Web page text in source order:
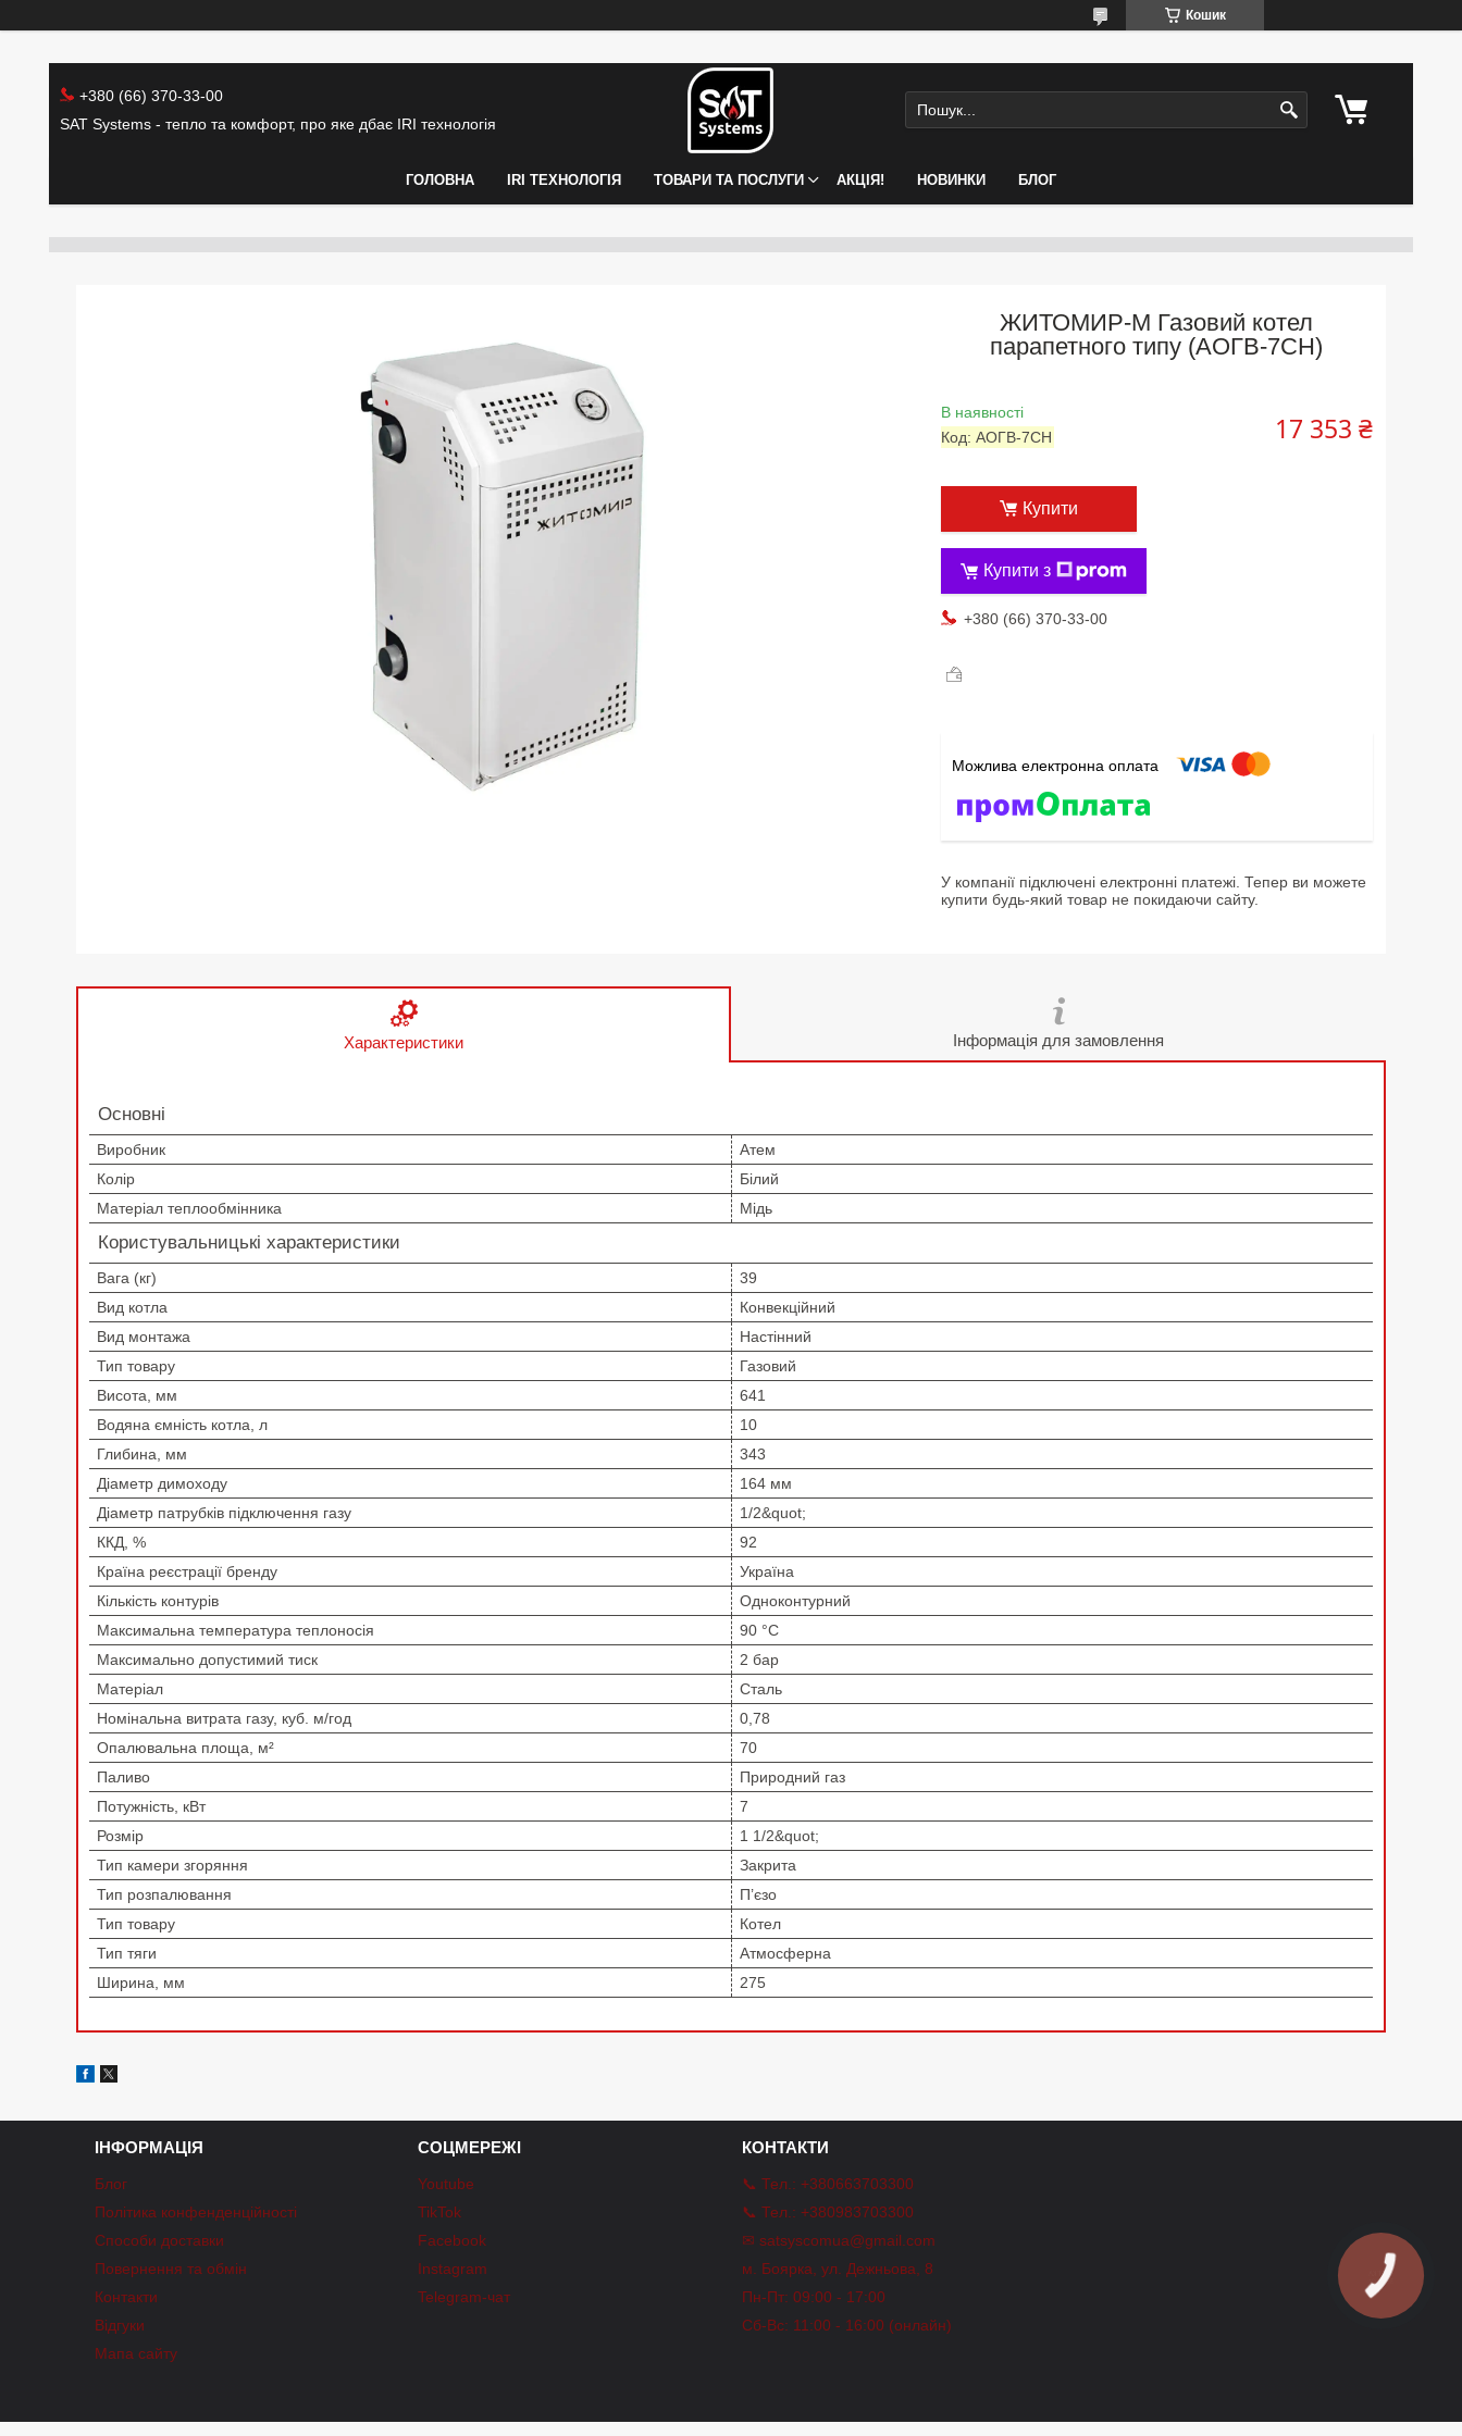
Кошик
+380 (66) 370-33-00
SAT Systems - тепло та комфорт, про яке дбає IRI технологія
ГОЛОВНА IRI ТЕХНОЛОГІЯ ТОВАРИ ТА ПОСЛУГИ АКЦІЯ! НОВИНКИ БЛОГ
ЖИТОМИР-М Газовий котел
парапетного типу (АОГВ-7СН)
В наявності
Код: АОГВ-7СН 17 353 ₴
Купити
Купити з
+380 (66) 370-33-00
У компанії підключені електронні платежі. Тепер ви можете
купити будь-який товар не покидаючи сайту.
Характеристики Інформація для замовлення
Основні
Виробник
Атем
Колір
Білий
Матеріал теплообмінника
Мідь
Користувальницькі характеристики
Вага (кг)
39
Вид котла
Конвекційний
Вид монтажа
Настінний
Тип товару
Газовий
Висота, мм
641
Водяна ємність котла, л
10
Глибина, мм
343
Діаметр димоходу
164 мм
Діаметр патрубків підключення газу
1/2&quot;
ККД, %
92
Країна реєстрації бренду
Україна
Кількість контурів
Одноконтурний
Максимальна температура теплоносія
90 °C
Максимально допустимий тиск
2 бар
Матеріал
Сталь
Номінальна витрата газу, куб. м/год
0,78
Опалювальна площа, м²
70
Паливо
Природний газ
Потужність, кВт
7
Розмір
1 1/2&quot;
Тип камери згоряння
Закрита
Тип розпалювання
П’єзо
Тип товару
Котел
Тип тяги
Атмосферна
Ширина, мм
275
ІНФОРМАЦІЯ
Блог
Політика конфенденційності
Способи доставки
Повернення та обмін
Контакти
Відгуки
Мапа сайту
СОЦМЕРЕЖІ
Youtube
TikTok
Facebook
Instagram
Telegram-чат
КОНТАКТИ
📞 Тел.: +380663703300
📞 Тел.: +380983703300
✉ satsyscomua@gmail.com
м. Боярка, ул. Дежньова, 8
Пн-Пт: 09:00 - 17:00
Сб-Вс: 11:00 - 16:00 (онлайн)
КНОПКА
ЗВ'ЯЗКУ